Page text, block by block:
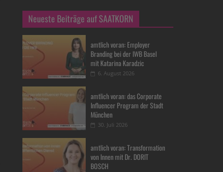
Neueste Beiträge auf SAATKORN
amtlich voran: Employer
Branding bei der IWB Basel
mit Katarina Karadzic
6. August 2026
amtlich voran: das Corporate
Influencer Program der Stadt
München
30. Juli 2026
amtlich voran: Transformation
von Innen mit Dr. DORIT
BOSCH